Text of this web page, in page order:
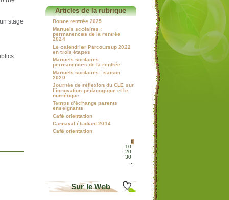
stage
Articles de la rubrique
Bonne rentrée 2025
Manuels scolaires :
permanences de la rentrée
2024
Le calendrier Parcoursup 2022
en trois étapes
Manuels scolaires :
permanences de la rentrée
Manuels scolaires : saison
2020
Journée de réflexion du CLE sur
l’innovation pédagogique et le
numérique
Temps d’échange parents
enseignants
Café orientation
Carnaval étudiant 2014
Café orientation
0
10
20
30
Sur le Web